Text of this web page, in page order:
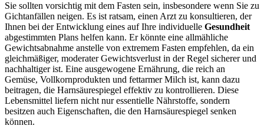
Sie sollten vorsichtig mit dem Fasten sein, insbesondere wenn Sie zu
Gichtanfällen neigen. Es ist ratsam, einen Arzt zu konsultieren, der
Ihnen bei der Entwicklung eines auf Ihre individuelle Gesundheit
abgestimmten Plans helfen kann. Er könnte eine allmähliche
Gewichtsabnahme anstelle von extremem Fasten empfehlen, da ein
gleichmäßiger, moderater Gewichtsverlust in der Regel sicherer und
nachhaltiger ist. Eine ausgewogene Ernährung, die reich an
Gemüse, Vollkornprodukten und fettarmer Milch ist, kann dazu
beitragen, die Harnsäurespiegel effektiv zu kontrollieren. Diese
Lebensmittel liefern nicht nur essentielle Nährstoffe, sondern
besitzen auch Eigenschaften, die den Harnsäurespiegel senken
können.